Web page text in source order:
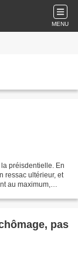
MENU
préisdentielle. En
ressac ultérieur, et
au maximum,
pas